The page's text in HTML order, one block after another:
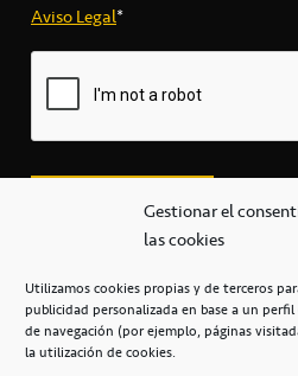
Gestionar el
las cookies
Utilizamos cookies propias y de terceros
publicidad personalizada en base a un
de navegación (por ejemplo, páginas
la utilización de cookies.
Aviso Legal*
+34 922 253 684